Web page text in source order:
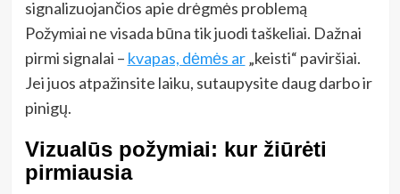
signalizuojančios apie drėgmės problemą
Požymiai ne visada būna tik juodi taškeliai. Dažnai
pirmi signalai – kvapas, dėmės ar„keisti“ paviršiai.
Jei juos atpažinsite laiku, sutaupysite daug darbo ir
pinigų.
Vizualūs požymiai: kur žiūrėti
pirmiausia